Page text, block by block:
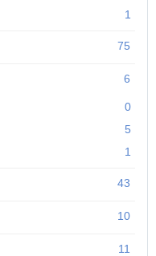
1
75
6
0
5
1
43
10
11